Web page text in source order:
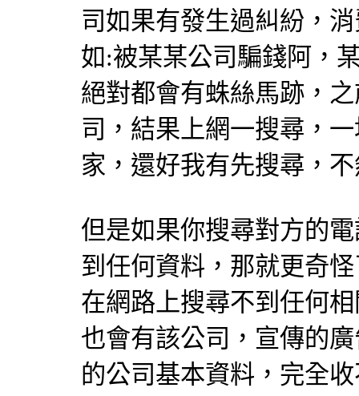
司如果有發生過糾紛，
如:被某某公司騙錢阿，
絕對都會有蛛絲馬跡，
司，結果上網一搜尋，
家，還好我有先搜尋，
但是如果你搜尋對方的
到任何資料，那就更奇
在網路上搜尋不到任何
也會有該公司，宣傳的
的公司基本資料，完全